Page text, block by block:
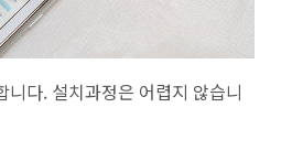
다. 설치과정은 어렵지 않습니